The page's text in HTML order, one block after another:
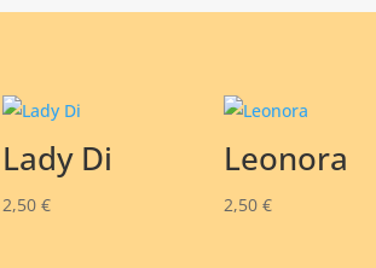
Lady Di
2,50 €
Leonora
2,50 €